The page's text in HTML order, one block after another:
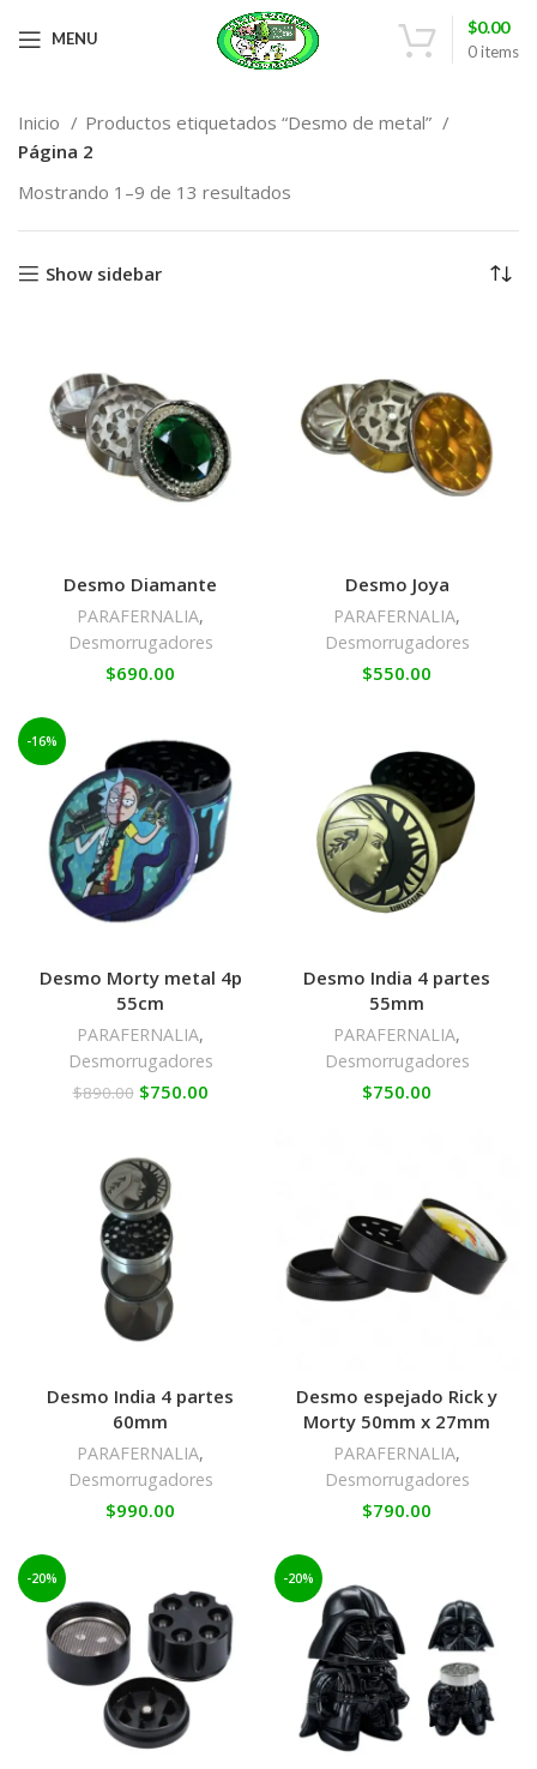
MENU
0items
$0.00
Inicio
Productos etiquetados “Desmo de metal”
Página 2
Mostrando 1–9 de 13 resultados
Show sidebar
Desmo Diamante
PARAFERNALIA,
Desmorrugadores
$690.00
Desmo Joya
PARAFERNALIA,
Desmorrugadores
$550.00
-16%
Desmo Morty metal 4p
55cm
PARAFERNALIA,
Desmorrugadores
$890.00 $750.00
Desmo India 4 partes
55mm
PARAFERNALIA,
Desmorrugadores
$750.00
Desmo India 4 partes
60mm
PARAFERNALIA,
Desmorrugadores
$990.00
Desmo espejado Rick y
Morty 50mm x 27mm
PARAFERNALIA,
Desmorrugadores
$790.00
-20% -20%